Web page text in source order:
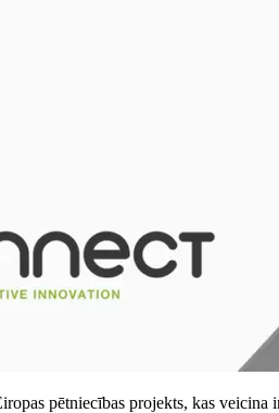
pētniecības projekts, kas